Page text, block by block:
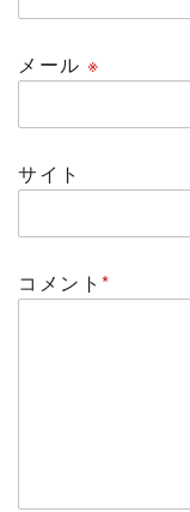
メール※
サイト
コメント*